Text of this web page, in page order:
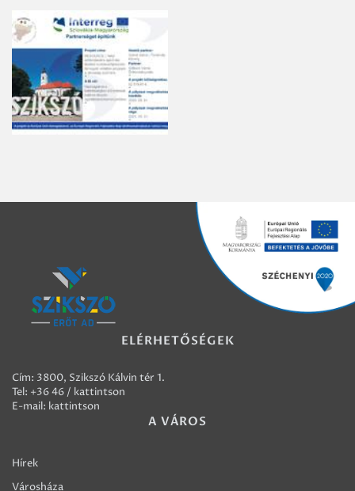
ELÉRHETŐSÉGEK
Cím: 3800, Szikszó Kálvin tér 1.
Tel: +36 46 / kattintson
E-mail: kattintson
A VÁROS
Hírek
Városháza